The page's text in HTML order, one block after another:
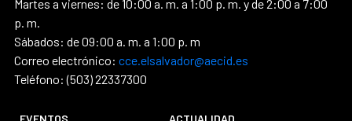
Martes a viernes: de 10:00 a. m. a 1:00 p. m. y de 2:00 a 7:00
p. m.
Sábados: de 09:00 a. m. a 1:00 p. m
Correo electrónico: cce.elsalvador@aecid.es
Teléfono: (503) 22337300
EVENTOS
ACTUALIDAD